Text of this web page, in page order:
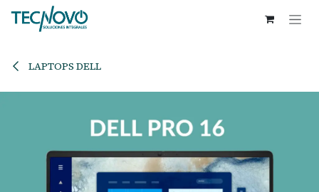
Ir al contenido
LAPTOPS DELL